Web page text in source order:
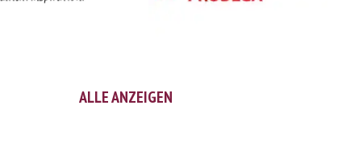
ALLE ANZEIGEN